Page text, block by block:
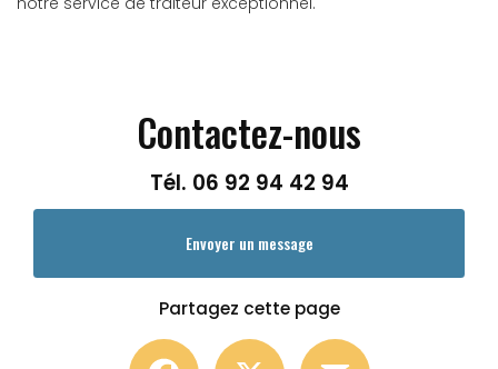
Contactez-nous
Tél. 06 92 94 42 94
Envoyer un message
Partagez cette page
Facebook